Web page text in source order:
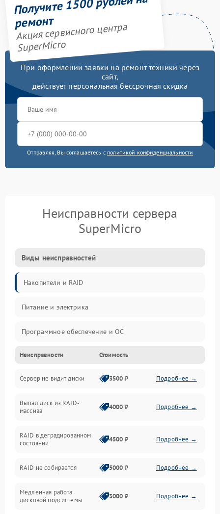
ремонт
Акция сервисного центра
SuperMicro
При оформлении заявки на ремонт техники через
сайт,
действует персональная бессрочная скидка
Отправляя, Вы соглашаетесь с политикой конфиденциальности
Неисправности сервера
SuperMicro
Виды неисправностей
Накопители и RAID
Питание и электрика
Программное обеспечение и ОС
Охлаждение и температура
Материнская плата и процессор
Сеть и коммуникации
Контроллеры и интерфейсы
Неисправности Стоимость
Сервер не видит диски 3500 ₽ Подробнее →
Выпал диск из RAID-
массива
4000 ₽ Подробнее →
RAID в деградированном
состоянии
4500 ₽ Подробнее →
RAID не собирается 5000 ₽ Подробнее →
Медленная работа
дисковой подсистемы
3000 ₽ Подробнее →